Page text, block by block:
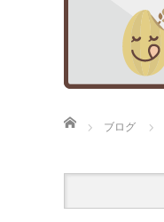
ホーム
ブログ